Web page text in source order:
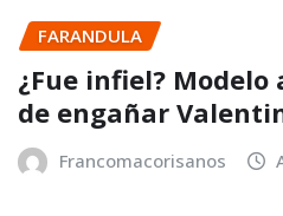
FARANDULA
¿Fue infiel? Modelo
de engañar
Francomacorisanos